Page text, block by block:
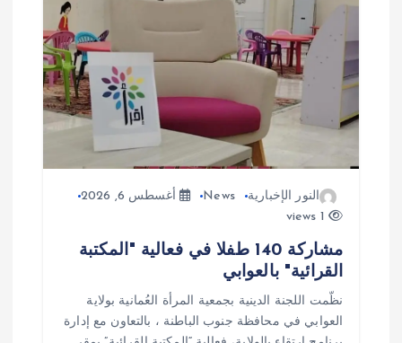
م
ق
ت
النور الإخبارية News
أغسطس 6, 2026
1 views
مشاركة 140 طفلا في فعالية "المكتبة
القرائية" بالعوابي
نظّمت اللجنة الدينية بجمعية المرأة العُمانية بولاية
العوابي في محافظة جنوب الباطنة ، بالتعاون مع إدارة